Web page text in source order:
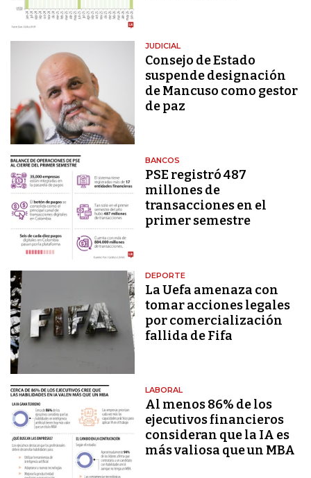
JUDICIAL
Consejo de Estado
suspende designación
de Mancuso como gestor
de paz
BANCOS
PSE registró 487
millones de
transacciones en el
primer semestre
DEPORTE
La Uefa amenaza con
tomar acciones legales
por comercialización
fallida de Fifa
LABORAL
Al menos 86% de los
ejecutivos financieros
consideran que la IA es
más valiosa que un MBA